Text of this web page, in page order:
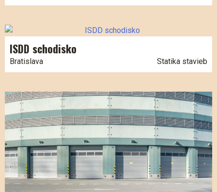
ISDD schodisko
Bratislava Statika stavieb